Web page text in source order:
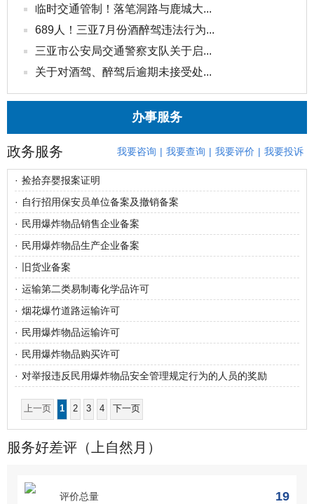
临时交通管制！落笔洞路与鹿城大...
689人！三亚7月份酒醉驾违法行为...
三亚市公安局交通警察支队关于启...
关于对酒驾、醉驾后逾期未接受处...
办事服务
政务服务 我要咨询 | 我要查询 | 我要评价 | 我要投诉
· 捡拾弃婴报案证明
· 自行招用保安员单位备案及撤销备案
· 民用爆炸物品销售企业备案
· 民用爆炸物品生产企业备案
· 旧货业备案
· 运输第二类易制毒化学品许可
· 烟花爆竹道路运输许可
· 民用爆炸物品运输许可
· 民用爆炸物品购买许可
· 对举报违反民用爆炸物品安全管理规定行为的人员的奖励
上一页 1 2 3 4 下一页
服务好差评（上自然月）
评价总量 19